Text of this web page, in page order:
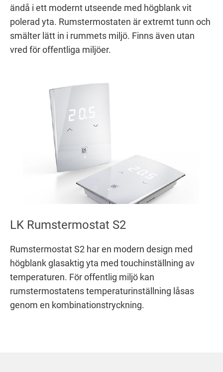
ändå i ett modernt utseende med högblank vit
polerad yta. Rumstermostaten är extremt tunn och
smälter lätt in i rummets miljö. Finns även utan
vred för offentliga miljöer.
LK Rumstermostat S2
Rumstermostat S2 har en modern design med
högblank glasaktig yta med touchinställning av
temperaturen. För offentlig miljö kan
rumstermostatens temperaturinställning låsas
genom en kombinationstryckning.